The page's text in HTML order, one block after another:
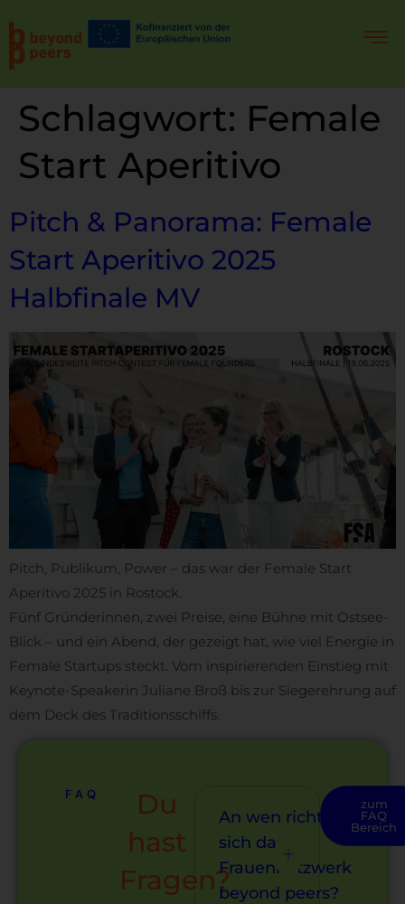
Schlagwort: Female
Start Aperitivo
Pitch & Panorama: Female
Start Aperitivo 2025
Halbfinale MV
Pitch, Publikum, Power – das war der Female Start
Aperitivo 2025 in Rostock.
Fünf Gründerinnen, zwei Preise, eine Bühne mit Ostsee-
Blick – und ein Abend, der gezeigt hat, wie viel Energie in
Female Startups steckt. Vom inspirierenden Einstieg mit
Keynote-Speakerin Juliane Broß bis zur Siegerehrung auf
dem Deck des Traditionsschiffs.
FAQ
Du
hast
Fragen?
An wen richtet
sich das
Frauennetzwerk
beyond peers?
zum
FAQ
Bereich